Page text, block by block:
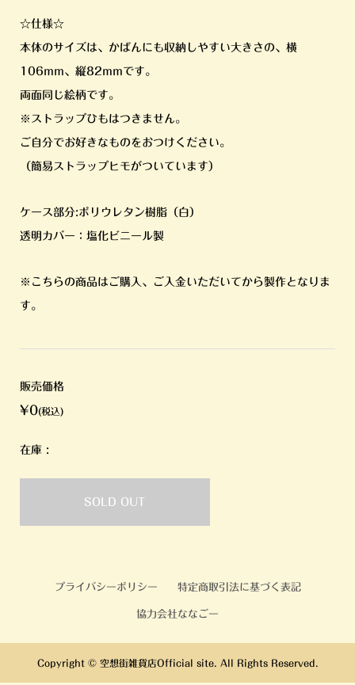
☆仕様☆
本体のサイズは、かばんにも収納しやすい大きさの、横
106mm、縦82mmです。
両面同じ絵柄です。
※ストラップひもはつきません。
ご自分でお好きなものをおつけください。
（簡易ストラップヒモがついています）
ケース部分:ポリウレタン樹脂（白）
透明カバー：塩化ビニール製
※こちらの商品はご購入、ご入金いただいてから製作となりま
す。
販売価格
¥0(税込)
在庫 :
SOLD OUT
プライバシーポリシー 特定商取引法に基づく表記
協力会社ななごー
Copyright ©空想街雑貨店Official site. All Rights Reserved.